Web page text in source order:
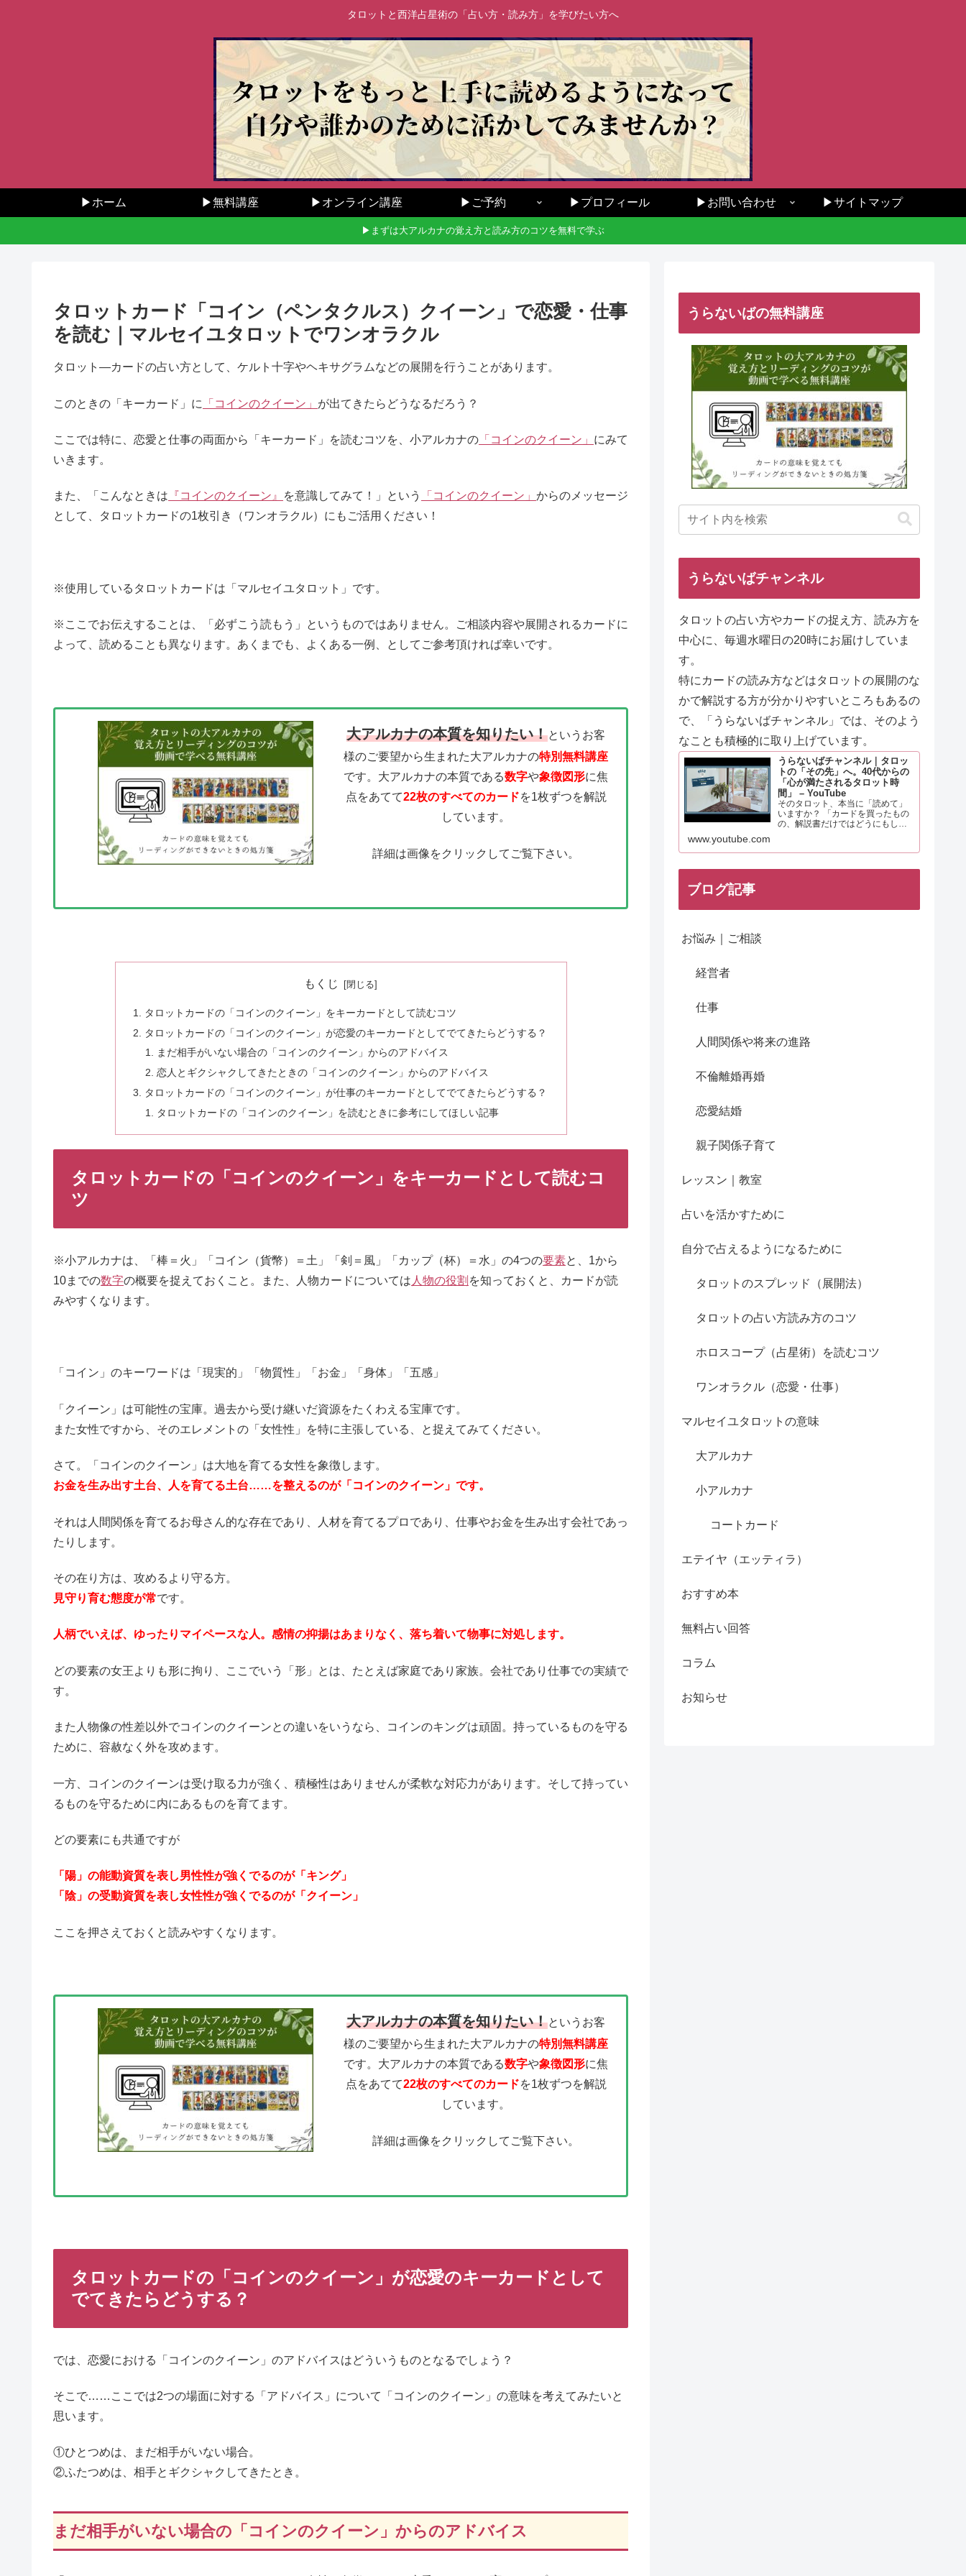
タロットと西洋占星術の「占い方・読み方」を学びたい方へ
▶ホーム ▶無料講座 ▶オンライン講座 ▶ご予約 ▶プロフィール ▶お問い合わせ ▶サイトマップ
▶まずは大アルカナの覚え方と読み方のコツを無料で学ぶ
タロットカード「コイン（ペンタクルス）クイーン」で恋愛・仕事
を読む｜マルセイユタロットでワンオラクル
タロット―カードの占い方として、ケルト十字やヘキサグラムなどの展開を行うことがあります。
このときの「キーカード」に 「コインのクイーン」 が出てきたらどうなるだろう？
ここでは特に、恋愛と仕事の両面から「キーカード」を読むコツを、小アルカナの 「コインのクイーン」 にみて
いきます。
また、「こんなときは 『コインのクイーン』 を意識してみて！」という 「コインのクイーン」 からのメッセージ
として、タロットカードの1枚引き（ワンオラクル）にもご活用ください！
※使用しているタロットカードは「マルセイユタロット」です。
※ここでお伝えすることは、「必ずこう読もう」というものではありません。ご相談内容や展開されるカードに
よって、読めることも異なります。あくまでも、よくある一例、としてご参考頂ければ幸いです。
大アルカナの本質を知りたい！というお客
様のご要望から生まれた大アルカナの特別無料講座
です。大アルカナの本質である数字や象徴図形に焦
点をあてて22枚のすべてのカードを1枚ずつを解説
しています。
詳細は画像をクリックしてご覧下さい。
もくじ
タロットカードの「コインのクイーン」をキーカードとして読むコツ
タロットカードの「コインのクイーン」が恋愛のキーカードとしてでてきたらどうする？
まだ相手がいない場合の「コインのクイーン」からのアドバイス
恋人とギクシャクしてきたときの「コインのクイーン」からのアドバイス
タロットカードの「コインのクイーン」が仕事のキーカードとしてでてきたらどうする？
タロットカードの「コインのクイーン」を読むときに参考にしてほしい記事
タロットカードの「コインのクイーン」をキーカードとして読むコ
ツ
※小アルカナは、「棒＝火」「コイン（貨幣）＝土」「剣＝風」「カップ（杯）＝水」の4つの要素と、1から
10までの数字の概要を捉えておくこと。また、人物カードについては 人物の役割 を知っておくと、カードが読
みやすくなります。
「コイン」のキーワードは「現実的」「物質性」「お金」「身体」「五感」
「クイーン」は可能性の宝庫。過去から受け継いだ資源をたくわえる宝庫です。
また女性ですから、そのエレメントの「女性性」を特に主張している、と捉えてみてください。
さて。「コインのクイーン」は大地を育てる女性を象徴します。
お金を生み出す土台、人を育てる土台……を整えるのが「コインのクイーン」です。
それは人間関係を育てるお母さん的な存在であり、人材を育てるプロであり、仕事やお金を生み出す会社であっ
たりします。
その在り方は、攻めるより守る方。
見守り育む態度が常です。
人柄でいえば、ゆったりマイペースな人。感情の抑揚はあまりなく、落ち着いて物事に対処します。
どの要素の女王よりも形に拘り、ここでいう「形」とは、たとえば家庭であり家族。会社であり仕事での実績で
す。
また人物像の性差以外でコインのクイーンとの違いをいうなら、コインのキングは頑固。持っているものを守る
ために、容赦なく外を攻めます。
一方、コインのクイーンは受け取る力が強く、積極性はありませんが柔軟な対応力があります。そして持ってい
るものを守るために内にあるものを育てます。
どの要素にも共通ですが
「陽」の能動資質を表し男性性が強くでるのが「キング」
「陰」の受動資質を表し女性性が強くでるのが「クイーン」
ここを押さえておくと読みやすくなります。
大アルカナの本質を知りたい！というお客
様のご要望から生まれた大アルカナの特別無料講座
です。大アルカナの本質である数字や象徴図形に焦
点をあてて22枚のすべてのカードを1枚ずつを解説
しています。
詳細は画像をクリックしてご覧下さい。
タロットカードの「コインのクイーン」が恋愛のキーカードとして
でてきたらどうする？
では、恋愛における「コインのクイーン」のアドバイスはどういうものとなるでしょう？
そこで……ここでは2つの場面に対する「アドバイス」について「コインのクイーン」の意味を考えてみたいと
思います。
①ひとつめは、まだ相手がいない場合。
②ふたつめは、相手とギクシャクしてきたとき。
まだ相手がいない場合の「コインのクイーン」からのアドバイス
うらないばの無料講座
うらないばチャンネル
タロットの占い方やカードの捉え方、読み方を
中心に、毎週水曜日の20時にお届けしていま
す。
特にカードの読み方などはタロットの展開のな
かで解説する方が分かりやすいところもあるの
で、「うらないばチャンネル」では、そのよう
なことも積極的に取り上げています。
うらないばチャンネル｜タロッ
トの「その先」へ。40代からの
「心が満たされるタロット時
間」 – YouTube
そのタロット、本当に「読めて」
いますか？ 「カードを買ったもの
の、解説書だけではどうにもしっ
なたの知識や才能が足りないから
www.youtube.com
ブログ記事
お悩み｜ご相談
経営者
仕事
人間関係や将来の進路
不倫離婚再婚
恋愛結婚
親子関係子育て
レッスン｜教室
占いを活かすために
自分で占えるようになるために
タロットのスプレッド（展開法）
タロットの占い方読み方のコツ
ホロスコープ（占星術）を読むコツ
ワンオラクル（恋愛・仕事）
マルセイユタロットの意味
大アルカナ
小アルカナ
コートカード
エテイヤ（エッティラ）
おすすめ本
無料占い回答
コラム
お知らせ